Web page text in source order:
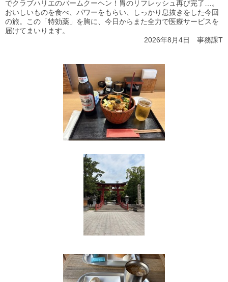
でクラブハリエのバームクーヘン！胃のリフレッシュ再び完了…。
おいしいものを食べ、パワーをもらい、しっかり息抜きをした今回
の旅。この「特効薬」を胸に、今日からまた全力で医療サービスを
届けてまいります。
2026年8月4日 事務課T